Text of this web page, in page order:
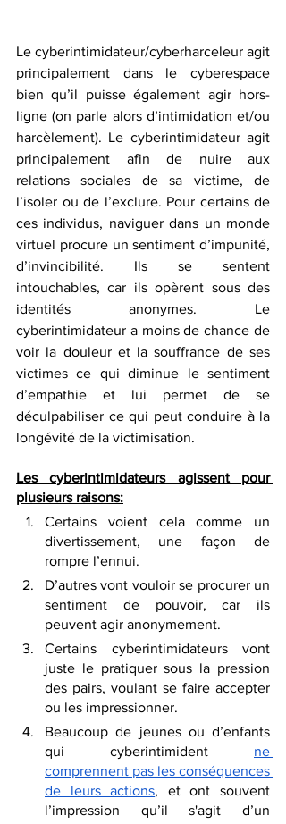
Le cyberintimidateur/cyberharceleur agit
principalement dans le cyberespace
bien qu’il puisse également agir hors-
ligne (on parle alors d’intimidation et/ou
harcèlement). Le cyberintimidateur agit
principalement afin de nuire aux
relations sociales de sa victime, de
l’isoler ou de l’exclure. Pour certains de
ces individus, naviguer dans un monde
virtuel procure un sentiment d’impunité,
d’invincibilité. Ils se sentent
intouchables, car ils opèrent sous des
identités anonymes. Le
cyberintimidateur a moins de chance de
voir la douleur et la souffrance de ses
victimes ce qui diminue le sentiment
d’empathie et lui permet de se
déculpabiliser ce qui peut conduire à la
longévité de la victimisation.
Les cyberintimidateurs agissent pour
plusieurs raisons:
Certains voient cela comme un
divertissement, une façon de
rompre l’ennui.
D’autres vont vouloir se procurer un
sentiment de pouvoir, car ils
peuvent agir anonymement.
Certains cyberintimidateurs vont
juste le pratiquer sous la pression
des pairs, voulant se faire accepter
ou les impressionner.
Beaucoup de jeunes ou d’enfants
qui cyberintimident ne
comprennent pas les conséquences
de leurs actions, et ont souvent
l’impression qu’il s'agit d’un